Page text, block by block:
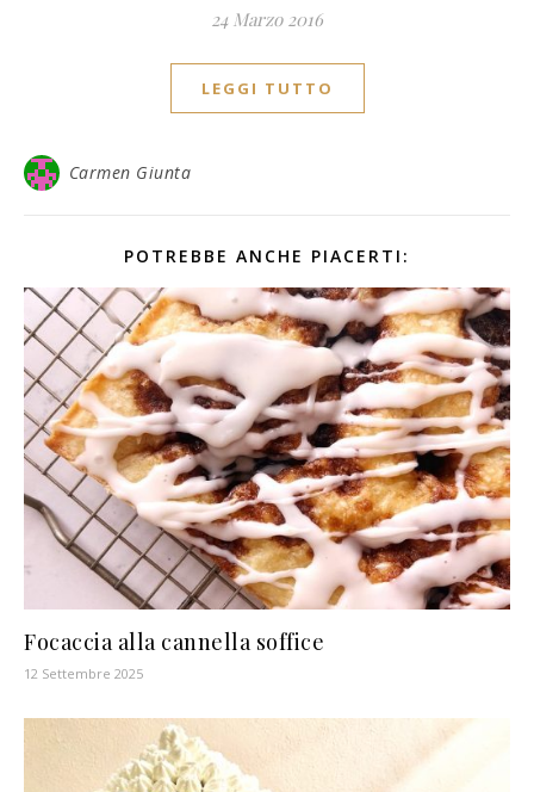
24 Marzo 2016
LEGGI TUTTO
Carmen Giunta
POTREBBE ANCHE PIACERTI:
Focaccia alla cannella soffice
12 Settembre 2025